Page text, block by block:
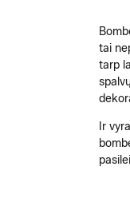
tai
tarp
Ir